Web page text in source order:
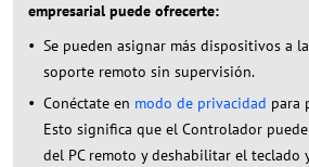
empresarial puede ofrecerte:
Se pueden asignar más dispositivos a
soporte remoto sin supervisión.
Conéctate en modo de privacidad para
Esto significa que el Controlador
del PC remoto y deshabilitar el teclado